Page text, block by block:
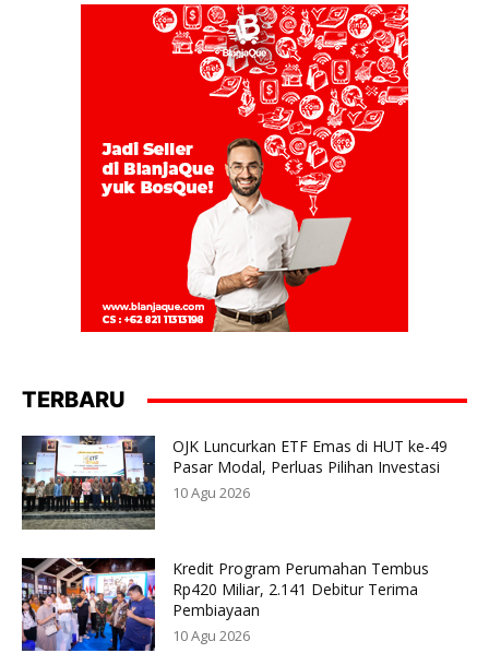
TERBARU
OJK Luncurkan ETF Emas di HUT ke-49
Pasar Modal, Perluas Pilihan Investasi
10 Agu 2026
Kredit Program Perumahan Tembus
Rp420 Miliar, 2.141 Debitur Terima
Pembiayaan
10 Agu 2026